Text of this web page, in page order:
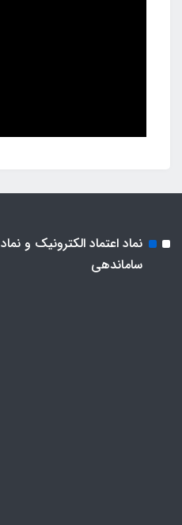
نماد اعتماد الکترونیک و نماد
ساماندهی